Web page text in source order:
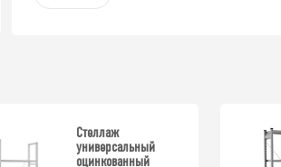
Стеллаж
универсальный
оцинкованный